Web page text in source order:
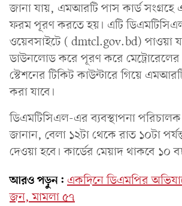
জানা যায়, এমআরটি পাস কার্ড
ফরম পূরণ করতে হয়। এটি
ওয়েবসাইটে ( dmtcl.gov.bd) পাওয়া
ডাউনলোড করে পূরণ করে
স্টেশনের টিকিট কাউন্টারে গিয়ে
করা যাবে।
ডিএমটিসিএল-এর ব্যবস্থাপনা
জানান, বেলা ১২টা থেকে রাত ১০টা
দেওয়া হবে। কার্ডের মেয়াদ থাকবে ১০
আরও পড়ুন: একদিনে ডিএমপির
জন, মামলা ৫৭